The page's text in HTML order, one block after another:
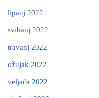
lipanj 2022
svibanj 2022
travanj 2022
ožujak 2022
veljača 2022